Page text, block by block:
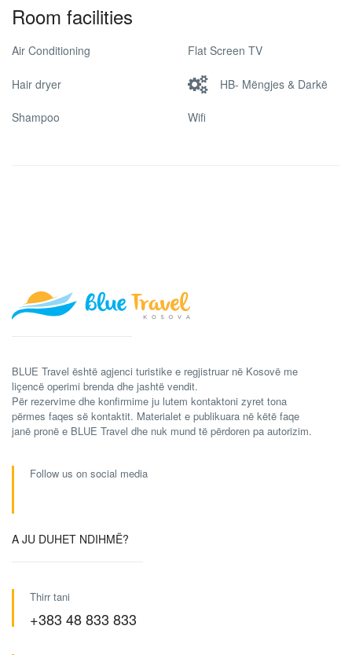
Room facilities
Air Conditioning Flat Screen TV
Hair dryer HB- Mëngjes & Darkë
Shampoo Wifi
BLUE Travel është agjenci turistike e regjistruar në Kosovë me
liçencë operimi brenda dhe jashtë vendit.
Për rezervime dhe konfirmime ju lutem kontaktoni zyret tona
përmes faqes së kontaktit. Materialet e publikuara në këtë faqe
janë pronë e BLUE Travel dhe nuk mund të përdoren pa autorizim.
Follow us on social media
A JU DUHET NDIHMË?
Thirr tani
+383 48 833 833